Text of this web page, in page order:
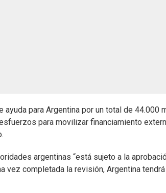
ayuda para Argentina por un total de
para movilizar financiamiento
argentinas “está sujeto a la
vez completada la revisión, Argentina